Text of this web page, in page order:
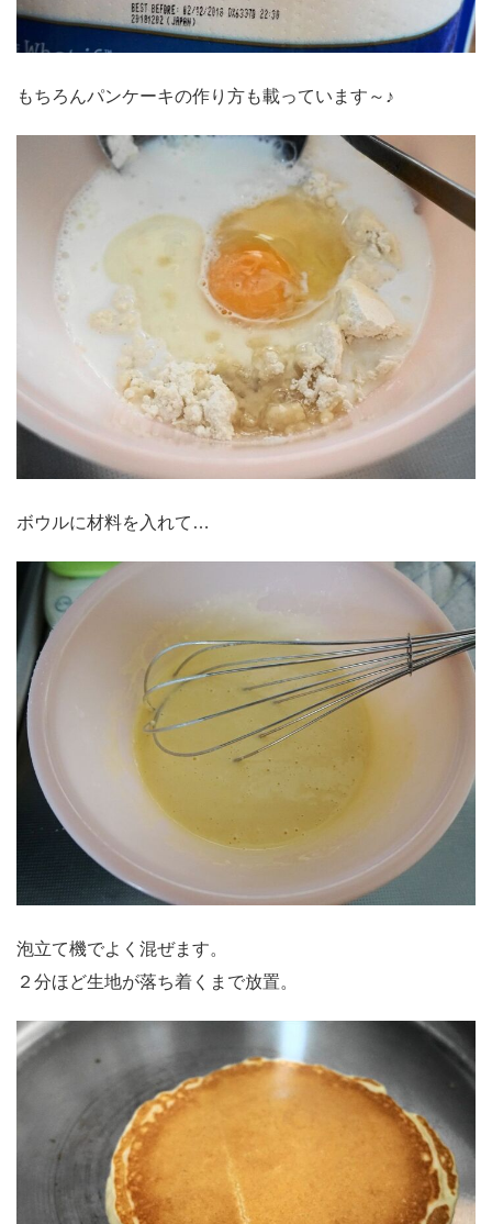
もちろんパンケーキの作り方も載っています～♪
ボウルに材料を入れて…
泡立て機でよく混ぜます。
２分ほど生地が落ち着くまで放置。